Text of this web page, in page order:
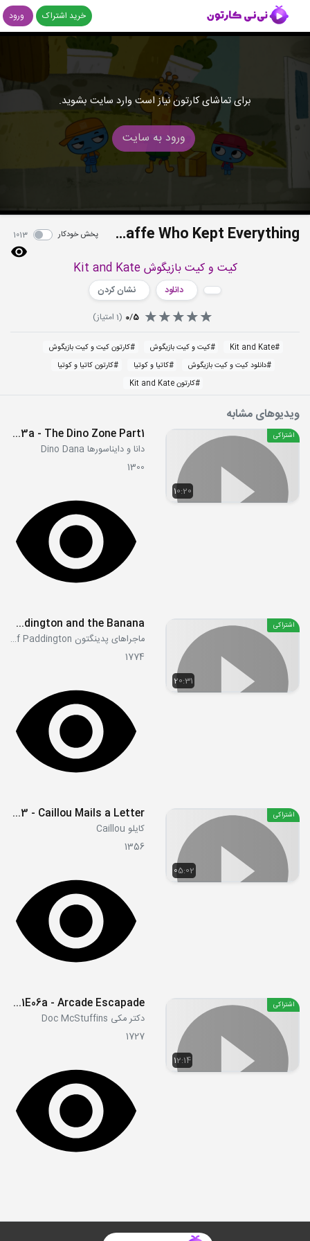
خرید اشتراک ورود
برای تماشای کارتون نیاز است وارد سایت بشوید.
ورود به سایت
S02E42 - Giraffe Who Kept Everything پخش خودکار 1013
کیت و کیت بازیگوش Kit and Kate
دانلود
نشان کردن
0/5
(
1 امتیاز)
#
Kit and Kate
#کیت و کیت بازیگوش #کارتون کیت و کیت بازیگوش
#دانلود کیت و کیت بازیگوش #کاتیا و کوتیا #کارتون کاتیا و کوتیا
#کارتون Kit and Kate
ویدیوهای مشابه
10:20
اشتراکی S3E13a - The Dino Zone Part1
دانا و دایناسورها Dino Dana
1300
20:31
اشتراکی S1E41-42 - Paddington and the House Guest - Paddington and the Banana
ماجراهای پدینگتون The Adventures of Paddington
1774
05:02
اشتراکی S01E33 - Caillou Mails a Letter
کایلو Caillou
1356
12:14
اشتراکی S01E06a - Arcade Escapade
دکتر مکی Doc McStuffins
1727